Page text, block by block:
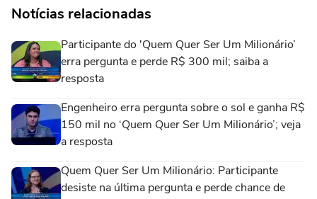
Notícias relacionadas
Participante do 'Quem Quer Ser Um Milionário’
erra pergunta e perde R$ 300 mil; saiba a
resposta
Engenheiro erra pergunta sobre o sol e ganha R$
150 mil no ‘Quem Quer Ser Um Milionário’; veja
a resposta
Quem Quer Ser Um Milionário: Participante
desiste na última pergunta e perde chance de